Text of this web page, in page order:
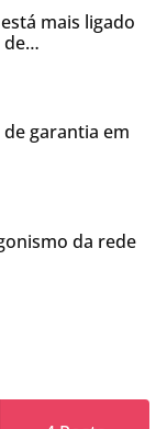
mais ligado
de
garantia em
da rede